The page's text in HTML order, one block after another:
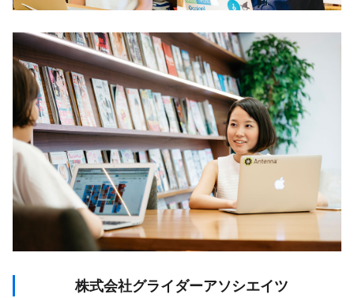
株式会社グライダーアソシエイツ